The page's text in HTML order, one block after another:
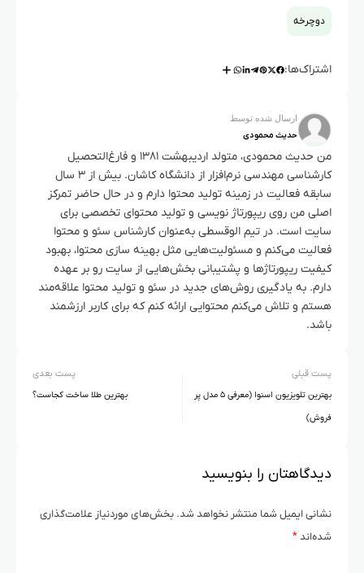
دوچرخه
اشتراک‌ها:
ارسال شده توسط
حدیث محمودی
من حدیث محمودی، متولد اردیبهشت ۱۳۸۱ و فارغ‌التحصیل
کارشناسی مهندسی نرم‌افزار از دانشگاه کاشان. بیش از ۳ سال
سابقه فعالیت در زمینه تولید محتوا دارم و در حال حاضر تمرکز
اصلی من روی ریپورتاژ نویسی و تولید محتوای تخصصی برای
سایت است. در تیم الوقسطی به‌عنوان کارشناس سئو و محتوا
فعالیت می‌کنم و مسئولیت‌هایی مثل بهینه سازی محتوا، بهبود
کیفیت ریپورتاژها و پشتیبانی بخش‌هایی از سایت رو بر عهده
دارم. به یادگیری روش‌های جدید در سئو و تولید محتوا علاقه‌مند
هستم و تلاش می‌کنم محتوایی ارائه کنم که برای کاربر ارزشمند
باشد.
پست قبلی
بهترین تلویزیون اسنوا (معرفی ۵ مدل پر
فروش)
پست بعدی
بهترین طلا ساخت کجاست؟
دیدگاهتان را بنویسید
نشانی ایمیل شما منتشر نخواهد شد. بخش‌های موردنیاز علامت‌گذاری
شده‌اند*